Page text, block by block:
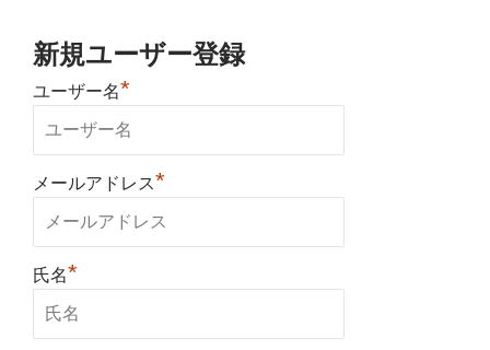
新規ユーザー登録
ユーザー名*
メールアドレス*
氏名*